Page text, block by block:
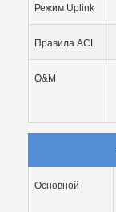
Режим Uplink
Правила ACL
O&M
Основной